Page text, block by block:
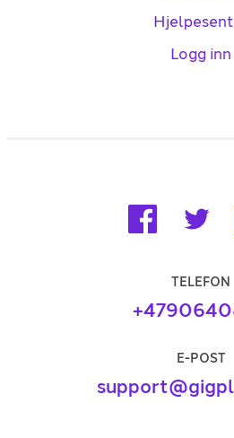
Logg inn
TELEFON
E-POST